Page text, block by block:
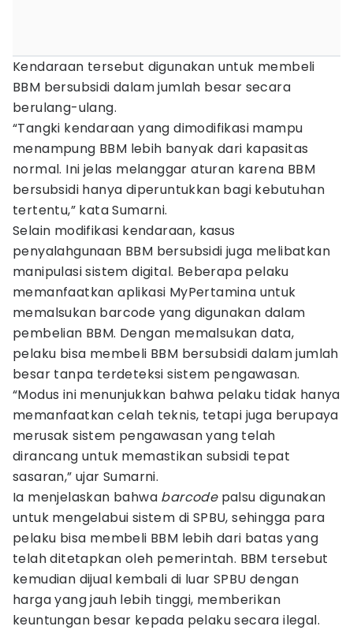
Kendaraan tersebut digunakan untuk membeli
BBM bersubsidi dalam jumlah besar secara
berulang-ulang.
“Tangki kendaraan yang dimodifikasi mampu
menampung BBM lebih banyak dari kapasitas
normal. Ini jelas melanggar aturan karena BBM
bersubsidi hanya diperuntukkan bagi kebutuhan
tertentu,” kata Sumarni.
Selain modifikasi kendaraan, kasus
penyalahgunaan BBM bersubsidi juga melibatkan
manipulasi sistem digital. Beberapa pelaku
memanfaatkan aplikasi MyPertamina untuk
memalsukan barcode yang digunakan dalam
pembelian BBM. Dengan memalsukan data,
pelaku bisa membeli BBM bersubsidi dalam jumlah
besar tanpa terdeteksi sistem pengawasan.
“Modus ini menunjukkan bahwa pelaku tidak hanya
memanfaatkan celah teknis, tetapi juga berupaya
merusak sistem pengawasan yang telah
dirancang untuk memastikan subsidi tepat
sasaran,” ujar Sumarni.
Ia menjelaskan bahwa barcodepalsu digunakan
untuk mengelabui sistem di SPBU, sehingga para
pelaku bisa membeli BBM lebih dari batas yang
telah ditetapkan oleh pemerintah. BBM tersebut
kemudian dijual kembali di luar SPBU dengan
harga yang jauh lebih tinggi, memberikan
keuntungan besar kepada pelaku secara ilegal.